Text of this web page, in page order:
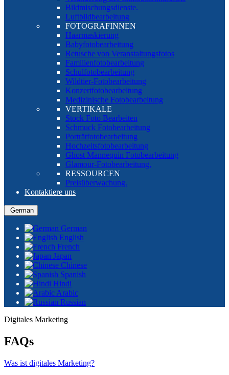
Bildmischungsdienste.
Luftbildbearbeitung
FOTOGRAFINNEN
Haarmaskierung
Babyfotobearbeitung
Retusche von Veranstaltungsfotos
Familienfotobearbeitung
Schulfotobearbeitung
Wildtier-Fotobearbeitung
Konzertfotobearbeitung
Medizinische Fotobearbeitung
VERTIKALE
Stock Foto Bearbeiten
Schmuck Fotobearbeitung
Porträtfotobearbeitung
Hochzeitsfotobearbeitung
Ghost Mannequin Fotobearbeitung
Glamour-Fotobearbeitung.
RESSOURCEN
Preisüberwachung.
Kontaktiere uns
German
German
English
French
Japan
Chinese
Spanish
Hindi
Arabic
Russian
Digitales Marketing
FAQs
Was ist digitales Marketing?